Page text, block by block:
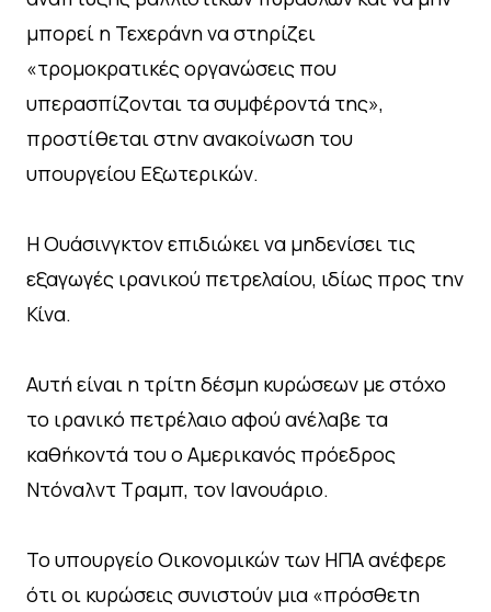
μπορεί η Τεχεράνη να στηρίζει
«τρομοκρατικές οργανώσεις που
υπερασπίζονται τα συμφέροντά της»,
προστίθεται στην ανακοίνωση του
υπουργείου Εξωτερικών.
Η Ουάσινγκτον επιδιώκει να μηδενίσει τις
εξαγωγές ιρανικού πετρελαίου, ιδίως προς την
Κίνα.
Αυτή είναι η τρίτη δέσμη κυρώσεων με στόχο
το ιρανικό πετρέλαιο αφού ανέλαβε τα
καθήκοντά του ο Αμερικανός πρόεδρος
Ντόναλντ Τραμπ, τον Ιανουάριο.
Το υπουργείο Οικονομικών των ΗΠΑ ανέφερε
ότι οι κυρώσεις συνιστούν μια «πρόσθετη